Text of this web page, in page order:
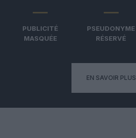
PUBLICITÉ
MASQUÉE
PSEUDONYME
RÉSERVÉ
EN SAVOIR PLUS